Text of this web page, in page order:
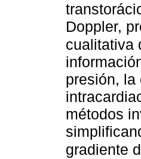
Doppler,
cualitativa
presión, la
métodos
gradiente